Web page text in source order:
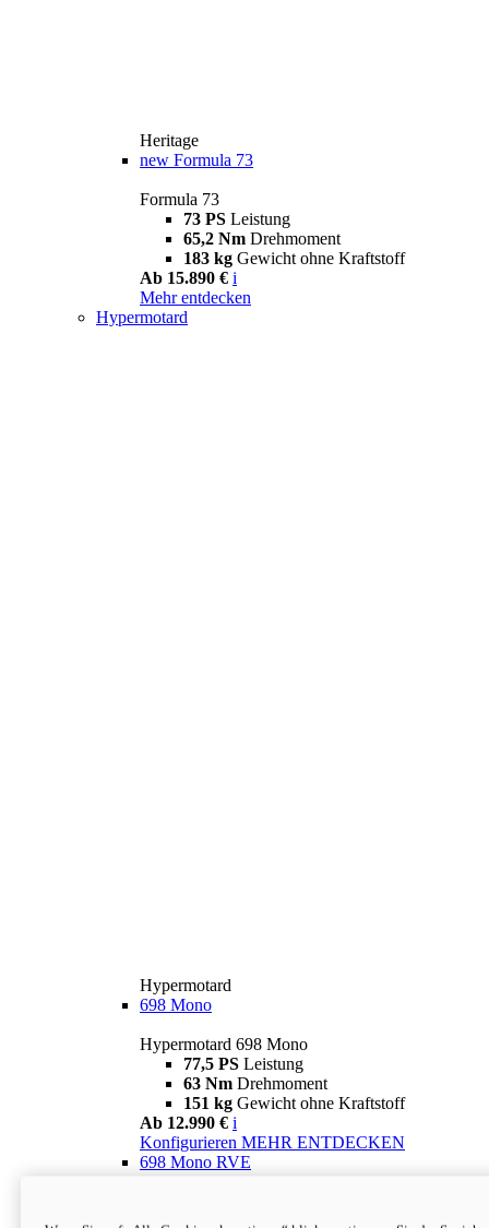
Heritage
new Formula 73
Formula 73
73 PS Leistung
65,2 Nm Drehmoment
183 kg Gewicht ohne Kraftstoff
Ab 15.890 € i
Mehr entdecken
Hypermotard
Hypermotard
698 Mono
Hypermotard 698 Mono
77,5 PS Leistung
63 Nm Drehmoment
151 kg Gewicht ohne Kraftstoff
Ab 12.990 € i
Konfigurieren MEHR ENTDECKEN
698 Mono RVE
77,5 PS
Leistung